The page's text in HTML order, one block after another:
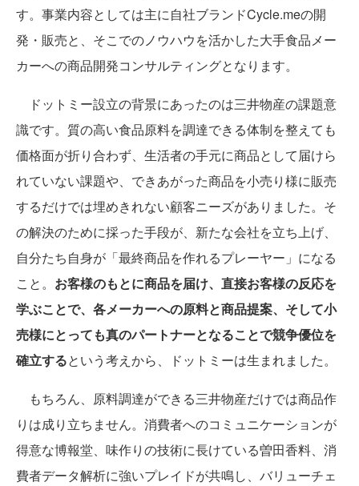
す。事業内容としては主に自社ブランドCycle.meの開
発・販売と、そこでのノウハウを活かした大手食品メー
カーへの商品開発コンサルティングとなります。
ドットミー設立の背景にあったのは三井物産の課題意
識です。質の高い食品原料を調達できる体制を整えても
価格面が折り合わず、生活者の手元に商品として届けら
れていない課題や、できあがった商品を小売り様に販売
するだけでは埋めきれない顧客ニーズがありました。そ
の解決のために採った手段が、新たな会社を立ち上げ、
自分たち自身が「最終商品を作れるプレーヤー」になる
こと。 お客様のもとに商品を届け、直接お客様の反応を
学ぶことで、各メーカーへの原料と商品提案、そして小
売様にとっても真のパートナーとなることで競争優位を
確立するという考えから、ドットミーは生まれました。
もちろん、原料調達ができる三井物産だけでは商品作
りは成り立ちません。消費者へのコミュニケーションが
得意な博報堂、味作りの技術に長けている曽田香料、消
費者データ解析に強いプレイドが共鳴し、バリューチェ